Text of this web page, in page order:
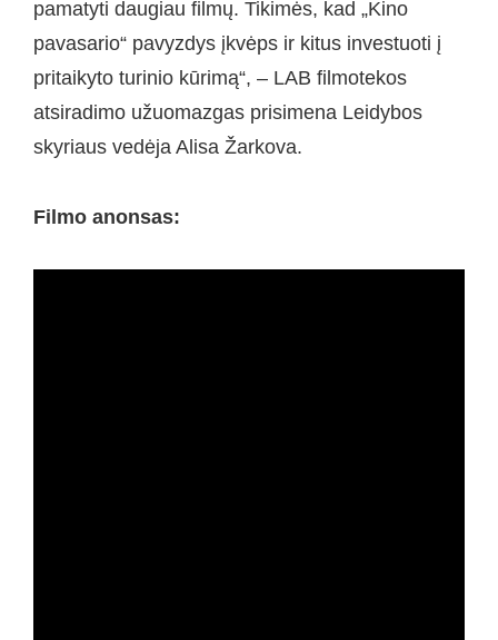
pamatyti daugiau filmų. Tikimės, kad „Kino
pavasario“ pavyzdys įkvėps ir kitus investuoti į
pritaikyto turinio kūrimą“, – LAB filmotekos
atsiradimo užuomazgas prisimena Leidybos
skyriaus vedėja Alisa Žarkova.
Filmo anonsas: